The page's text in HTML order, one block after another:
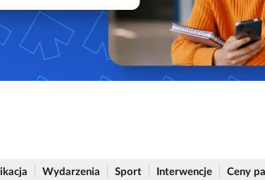
Wydarzenia Sport Interwencje Ceny